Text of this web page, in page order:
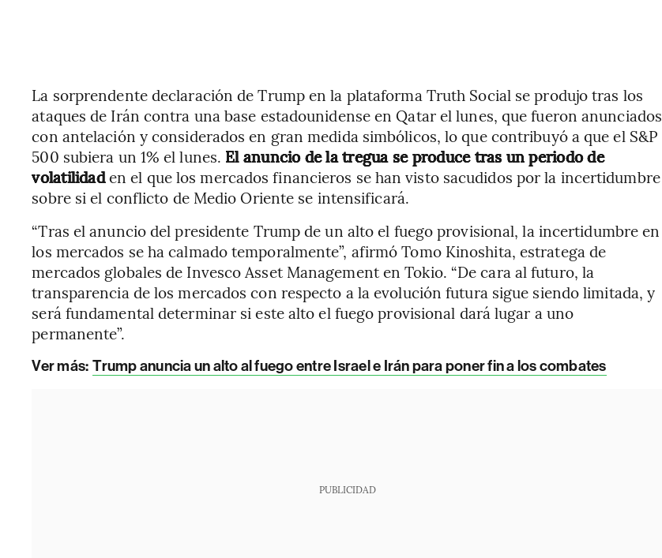
La sorprendente declaración de Trump en la plataforma Truth Social se produjo tras los
ataques de Irán contra una base estadounidense en Qatar el lunes, que fueron anunciados
con antelación y considerados en gran medida simbólicos, lo que contribuyó a que el S&P
500 subiera un 1% el lunes. El anuncio de la tregua se produce tras un periodo de
volatilidaden el que los mercados financieros se han visto sacudidos por la incertidumbre
sobre si el conflicto de Medio Oriente se intensificará.
“Tras el anuncio del presidente Trump de un alto el fuego provisional, la incertidumbre en
los mercados se ha calmado temporalmente”, afirmó Tomo Kinoshita, estratega de
mercados globales de Invesco Asset Management en Tokio. “De cara al futuro, la
transparencia de los mercados con respecto a la evolución futura sigue siendo limitada, y
será fundamental determinar si este alto el fuego provisional dará lugar a uno
permanente”.
Ver más: Trump anuncia un alto al fuego entre Israel e Irán para poner fin a los combates
PUBLICIDAD